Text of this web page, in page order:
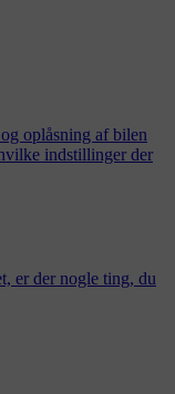
oplåsning af bilen
indstillinger der
er der nogle ting, du